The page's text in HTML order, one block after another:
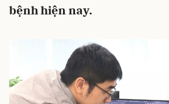
bệnh hiện nay.